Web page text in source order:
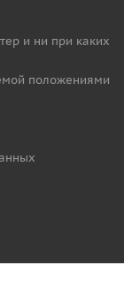
и ни при каких
положениями